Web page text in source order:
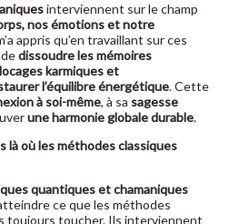
interviennent sur le champ
nos émotions et notre
appris qu’en travaillant sur ces
dissoudre les mémoires
karmiques et
l’équilibre énergétique. Cette
à soi-même, à sa sagesse
une harmonie globale durable.
là où les méthodes classiques
quantiques et chamaniques
ce que les méthodes
toujours toucher. Ils interviennent